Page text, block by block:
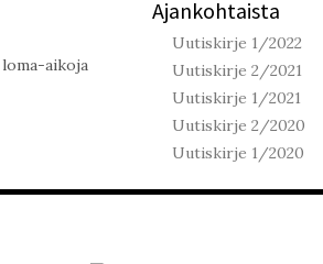
aikoja
Ajankohtaista
Uutiskirje 1/2022
Uutiskirje 2/2021
Uutiskirje 1/2021
Uutiskirje 2/2020
Uutiskirje 1/2020